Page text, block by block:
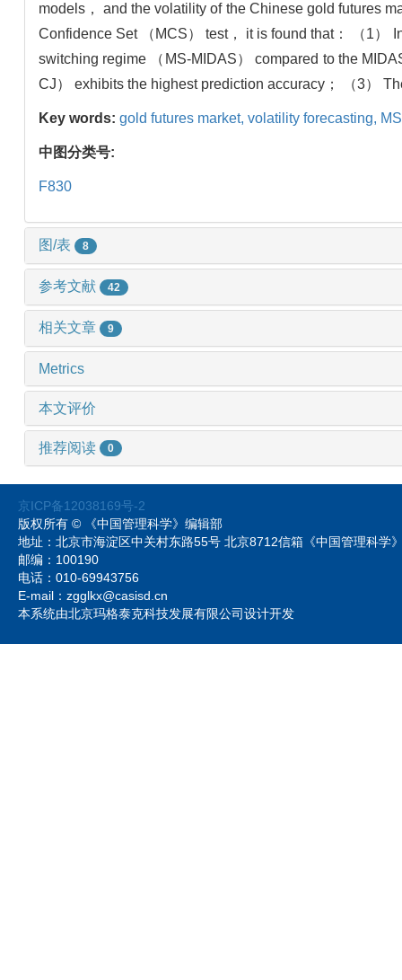
models， and the volatility of the Chinese gold futures
Confidence Set （MCS） test， it is found that： （1）
switching regime （MS-MIDAS） compared to the
CJ） exhibits the highest prediction accuracy； （3）
Key words: gold futures market, volatility forecasting,
中图分类号:
F830
图/表 8
参考文献 42
相关文章 9
Metrics
本文评价
推荐阅读 0
京ICP备12038169号-2
版权所有 © 《中国管理科学》编辑部
地址：北京市海淀区中关村东路55号 北京8712信箱《中国管理科
邮编：100190
电话：010-69943756
E-mail：zgglkx@casisd.cn
本系统由北京玛格泰克科技发展有限公司设计开发